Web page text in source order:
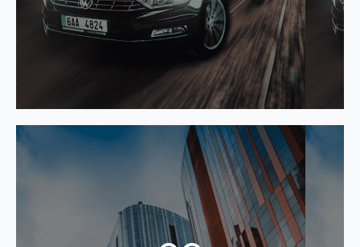
了解更多
地产物业